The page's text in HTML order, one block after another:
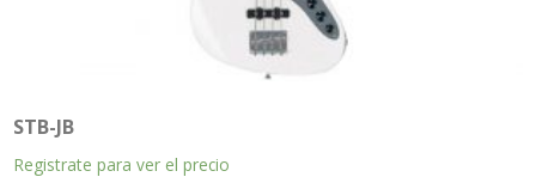
STB-JB
Registrate para ver el precio